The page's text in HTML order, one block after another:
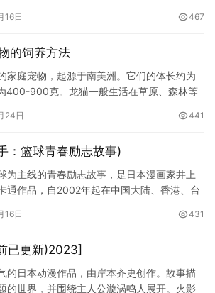
16日 467
的饲养方法
家庭宠物，起源于南美洲。它们的体长约为
400-900克。龙猫一般生活在草原、森林等
24日 441
：篮球青春励志故事)
为主线的青春励志故事，是日本漫画家井上
通作品，自2002年起在中国大陆、香港、台
16日 431
已更新)2023]
的日本动漫作品，由岸本齐史创作。故事描
的世界，并围绕主人公漩涡鸣人展开。火影